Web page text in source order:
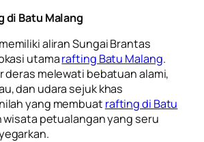
di Batu Malang
aliran Sungai Brantas
utamarafting Batu Malang.
deras melewati bebatuan alami,
dan udara sejuk khas
yang membuat rafting di Batu
wisata petualangan yang seru